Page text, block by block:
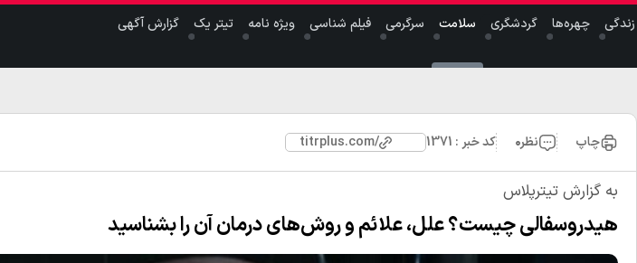
چهر‌ه‌ها گردشگری سلامت سرگرمی فیلم شناسی ویژه نامه تیتر یک گزارش آگهی
چاپ نظر۰ کد خبر : 1371 titrplus.com/
به گزارش تیترپلاس
هیدروسفالی چیست؟ علل، علائم و روش‌های درمان آن را بشناسید